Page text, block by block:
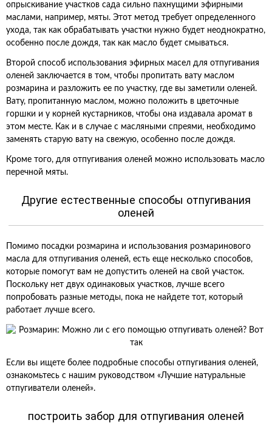
опрыскивание участков сада сильно пахнущими эфирными
маслами, например, мяты. Этот метод требует определенного
ухода, так как обрабатывать участки нужно будет неоднократно,
особенно после дождя, так как масло будет смываться.
Второй способ использования эфирных масел для отпугивания
оленей заключается в том, чтобы пропитать вату маслом
розмарина и разложить ее по участку, где вы заметили оленей.
Вату, пропитанную маслом, можно положить в цветочные
горшки и у корней кустарников, чтобы она издавала аромат в
этом месте. Как и в случае с масляными спреями, необходимо
заменять старую вату на свежую, особенно после дождя.
Кроме того, для отпугивания оленей можно использовать масло
перечной мяты.
Другие естественные способы отпугивания
оленей
Помимо посадки розмарина и использования розмаринового
масла для отпугивания оленей, есть еще несколько способов,
которые помогут вам не допустить оленей на свой участок.
Поскольку нет двух одинаковых участков, лучше всего
попробовать разные методы, пока не найдете тот, который
работает лучше всего.
Если вы ищете более подробные способы отпугивания оленей,
ознакомьтесь с нашим руководством «Лучшие натуральные
отпугиватели оленей».
построить забор для отпугивания оленей